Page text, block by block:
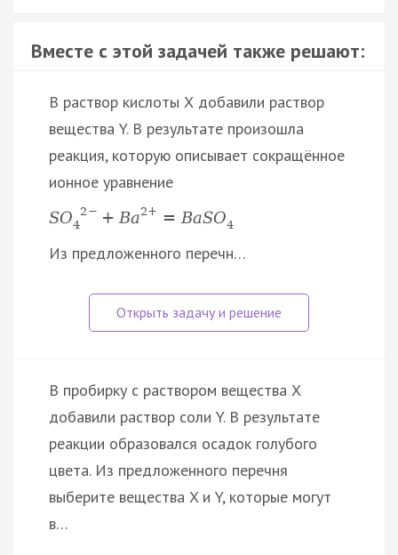
Вместе с этой задачей также решают:
В раствор кислоты Х добавили раствор
вещества Y. В результате произошла
реакция, которую описывает сокращённое
ионное уравнение
SO4
2 − + Ba2+ = BaSO4
Из предложенного перечн…
В пробирку с раствором вещества X
добавили раствор соли Y. В результате
реакции образовался осадок голубого
цвета. Из предложенного перечня
выберите вещества X и Y, которые могут
в…